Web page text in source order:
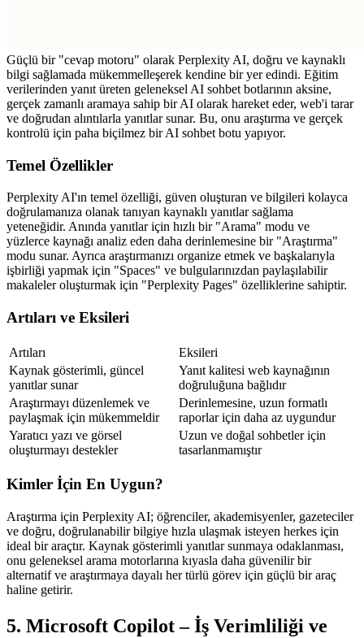
Güçlü bir "cevap motoru" olarak Perplexity AI, doğru ve kaynaklı
bilgi sağlamada mükemmelleşerek kendine bir yer edindi. Eğitim
verilerinden yanıt üreten geleneksel AI sohbet botlarının aksine,
gerçek zamanlı aramaya sahip bir AI olarak hareket eder, web'i tarar
ve doğrudan alıntılarla yanıtlar sunar. Bu, onu araştırma ve gerçek
kontrolü için paha biçilmez bir AI sohbet botu yapıyor.
Temel Özellikler
Perplexity AI'ın temel özelliği, güven oluşturan ve bilgileri kolayca
doğrulamanıza olanak tanıyan kaynaklı yanıtlar sağlama
yeteneğidir. Anında yanıtlar için hızlı bir "Arama" modu ve
yüzlerce kaynağı analiz eden daha derinlemesine bir "Araştırma"
modu sunar. Ayrıca araştırmanızı organize etmek ve başkalarıyla
işbirliği yapmak için "Spaces" ve bulgularınızdan paylaşılabilir
makaleler oluşturmak için "Perplexity Pages" özelliklerine sahiptir.
Artıları ve Eksileri
Artıları
Eksileri
Kaynak gösterimli, güncel
yanıtlar sunar
Yanıt kalitesi web kaynağının
doğruluğuna bağlıdır
Araştırmayı düzenlemek ve
paylaşmak için mükemmeldir
Derinlemesine, uzun formatlı
raporlar için daha az uygundur
Yaratıcı yazı ve görsel
oluşturmayı destekler
Uzun ve doğal sohbetler için
tasarlanmamıştır
Kimler İçin En Uygun?
Araştırma için Perplexity AI; öğrenciler, akademisyenler, gazeteciler
ve doğru, doğrulanabilir bilgiye hızla ulaşmak isteyen herkes için
ideal bir araçtır. Kaynak gösterimli yanıtlar sunmaya odaklanması,
onu geleneksel arama motorlarına kıyasla daha güvenilir bir
alternatif ve araştırmaya dayalı her türlü görev için güçlü bir araç
haline getirir.
5. Microsoft Copilot – İş Verimliliği ve